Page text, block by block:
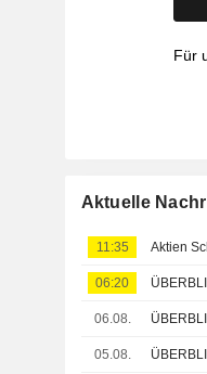
Für
Aktuelle
11:35 Aktien
06:20
06.08.
05.08.